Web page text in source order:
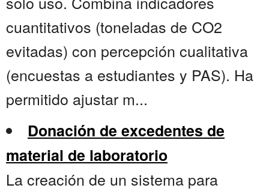
cuantitativos (toneladas de CO2
evitadas) con percepción cualitativa
(encuestas a estudiantes y PAS). Ha
permitido ajustar m...
Donación de excedentes de
material de laboratorio
La creación de un sistema para